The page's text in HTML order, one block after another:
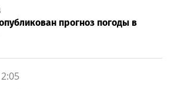
прогноз погоды в